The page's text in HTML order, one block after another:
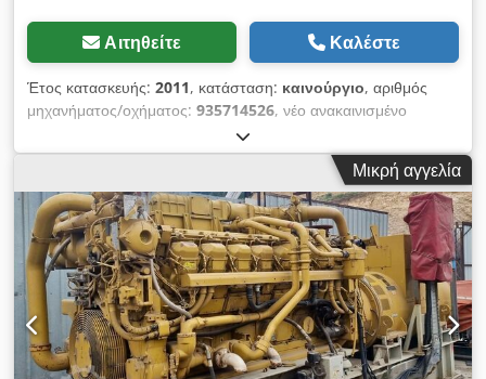
Αιτηθείτε Καλέστε
Έτος κατασκευής: 2011, κατάσταση: καινούργιο, αριθμός
μηχανήματος/οχήματος: 935714526, νέο ανακαινισμένο
κιβώτιο ταχυτήτων για την Caterpillar D11 N R με πρόθεμα
74Z Περισσότερες πληροφορίες Chsdpohd I R Tofx Ankoa
Τύπος: Κιβώτιο ταχυτήτων, Γενική κατάσταση: πολύ καλή,
Τεχνική κατάσταση: πολύ καλή, Οπτική κατάσταση: πολύ καλή,
Μικρή αγγελία